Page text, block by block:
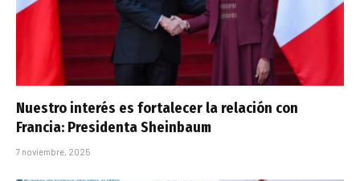
Nuestro interés es fortalecer la relación con
Francia: Presidenta Sheinbaum
7 noviembre, 2025